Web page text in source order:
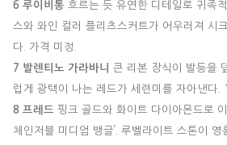
6 루이비통 흐르는 듯 유연한 디테일로 귀족
스와 와인 컬러 플리츠스커트가 어우러져 시
다. 가격 미정.
7 발렌티노 가라바니
큰 리본 장식이 발등을
럽게 광택이 나는 레드가 세련미를 자아낸다.
8 프레드 핑크 골드와 화이트 다이아몬드로
체인저블 미디엄 뱅글’. 루벨라이트 스톤이 영